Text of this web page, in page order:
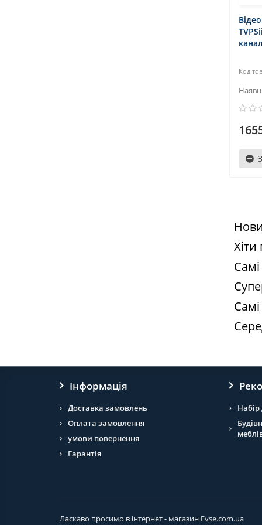
Хіти
Інформація
Доставка замовлень
Оплата замовлення
умови повернення
Гарантія
Набір
Ласкаво просимо в інтернет - магазин Evse.com.ua